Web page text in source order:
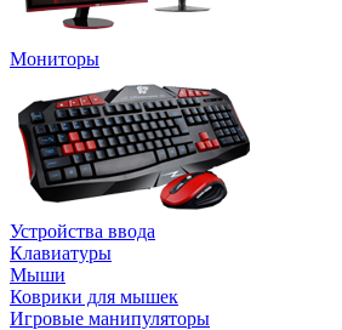
Мониторы
Устройства ввода
Клавиатуры
Мыши
Коврики для мышек
Игровые манипуляторы